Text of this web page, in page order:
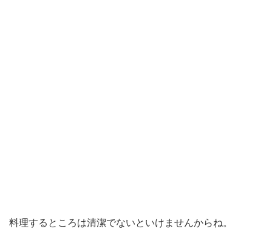
料理するところは清潔でないといけませんからね。